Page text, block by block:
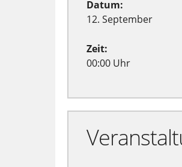
Datum:
12. September
Zeit:
00:00 Uhr